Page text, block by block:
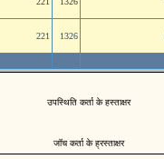
221 1326
उपस्थिति कर्ता के हस्ताक्षर
जॉच कर्ता के ह्रस्ताक्षर